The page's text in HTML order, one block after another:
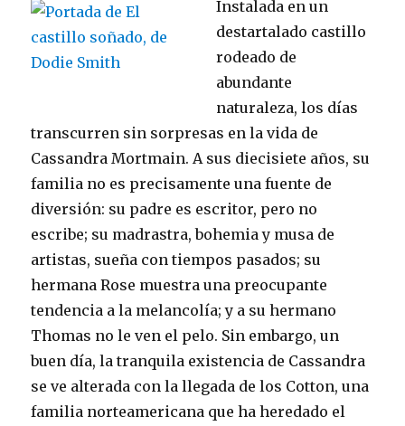
Instalada en un
destartalado castillo
rodeado de
abundante
naturaleza, los días
transcurren sin sorpresas en la vida de
Cassandra Mortmain. A sus diecisiete años, su
familia no es precisamente una fuente de
diversión: su padre es escritor, pero no
escribe; su madrastra, bohemia y musa de
artistas, sueña con tiempos pasados; su
hermana Rose muestra una preocupante
tendencia a la melancolía; y a su hermano
Thomas no le ven el pelo. Sin embargo, un
buen día, la tranquila existencia de Cassandra
se ve alterada con la llegada de los Cotton, una
familia norteamericana que ha heredado el